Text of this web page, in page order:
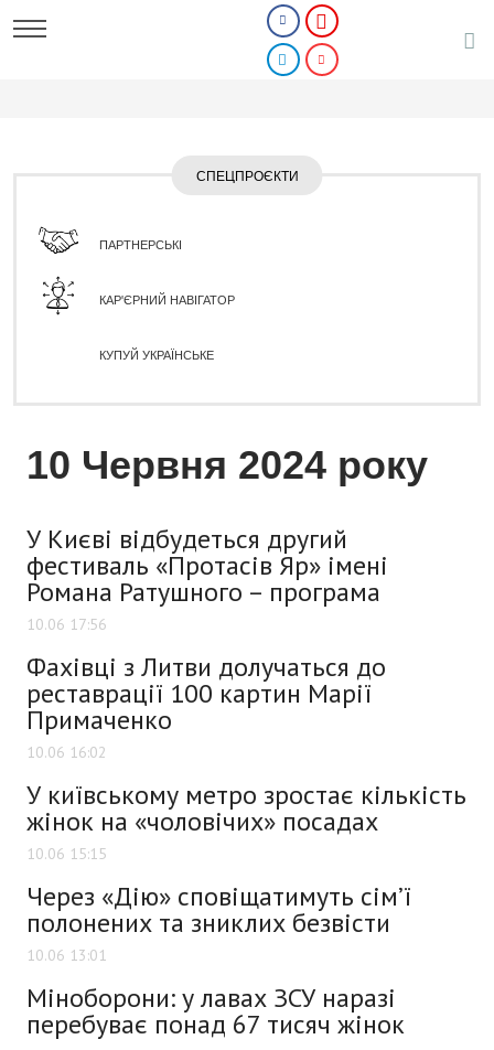
СПЕЦПРОЄКТИ
ПАРТНЕРСЬКІ
КАР'ЄРНИЙ НАВІГАТОР
КУПУЙ УКРАЇНСЬКЕ
10 Червня 2024 року
У Києві відбудеться другий
фестиваль «Протасів Яр» імені
Романа Ратушного – програма
10.06 17:56
Фахівці з Литви долучаться до
реставрації 100 картин Марії
Примаченко
10.06 16:02
У київському метро зростає кількість
жінок на «чоловічих» посадах
10.06 15:15
Через «Дію» сповіщатимуть сімʼї
полонених та зниклих безвісти
10.06 13:01
Міноборони: у лавах ЗСУ наразі
перебуває понад 67 тисяч жінок